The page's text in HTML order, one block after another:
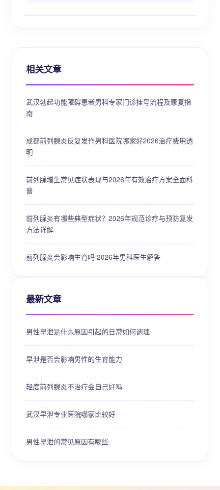
相关文章
武汉勃起功能障碍患者男科专家门诊挂号流程及康复指
南
成都前列腺炎反复发作男科医院哪家好2026治疗费用透
明
前列腺增生常见症状表现与2026年有效治疗方案全面科
普
前列腺炎有哪些典型症状？2026年规范诊疗与预防复发
方法详解
前列腺炎会影响生育吗 2026年男科医生解答
最新文章
男性早泄是什么原因引起的日常如何调理
早泄是否会影响男性的生育能力
轻度前列腺炎不治疗会自己好吗
武汉早泄专业医院哪家比较好
男性早泄的常见原因有哪些